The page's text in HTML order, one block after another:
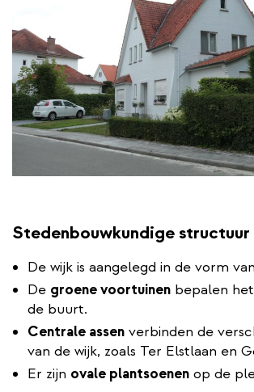
Stedenbouwkundige structuur
De wijk is aangelegd in de vorm
De groene voortuinen bepalen
de buurt.
Centrale assen verbinden de
van de wijk, zoals Ter Elstlaan en
Er zijn ovale plantsoenen op de